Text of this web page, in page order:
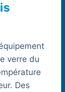
verre du
Des